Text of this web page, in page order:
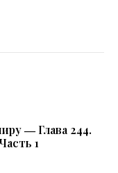
― Глава 244.
1